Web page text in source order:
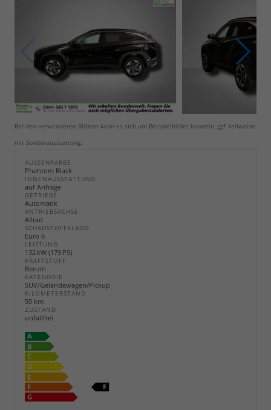
Bei den verwendeten Bildern kann es sich um Beispielbilder handeln, ggf. teilweise
mit Sonderausstattung.
AUSSENFARBE
Phantom Black
INNENAUSSTATTUNG
auf Anfrage
GETRIEBE
Automatik
ANTRIEBSACHSE
Allrad
SCHADSTOFFKLASSE
Euro 6
LEISTUNG
132 kW (179 PS)
KRAFTSTOFF
Benzin
KATEGORIE
SUV/Geländewagen/Pickup
KILOMETERSTAND
50 km
ZUSTAND
unfallfrei